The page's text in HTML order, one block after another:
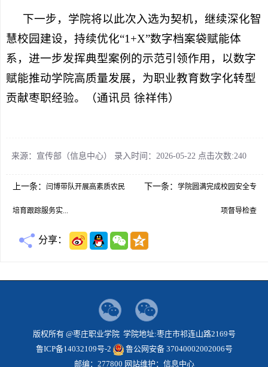
下一步，学院将以此次入选为契机，继续深化智
慧校园建设，持续优化“1+X”数字档案袋赋能体
系，进一步发挥典型案例的示范引领作用，以数字
赋能推动学院高质量发展，为职业教育数字化转型
贡献枣职经验。
（通讯员 徐祥伟）
来源：宣传部（信息中心） 录入时间：2026-05-22 点击次数:240
上一条： 闫博带队开展高素质农民
培育跟踪服务实...
下一条：学院圆满完成校园安全专
项督导检查
分享：
版权所有 @枣庄职业学院 学院地址:枣庄市祁连山路2169号
鲁ICP备14032109号-2
鲁公网安备 37040002002006号
邮编：277800 网站维护：信息中心